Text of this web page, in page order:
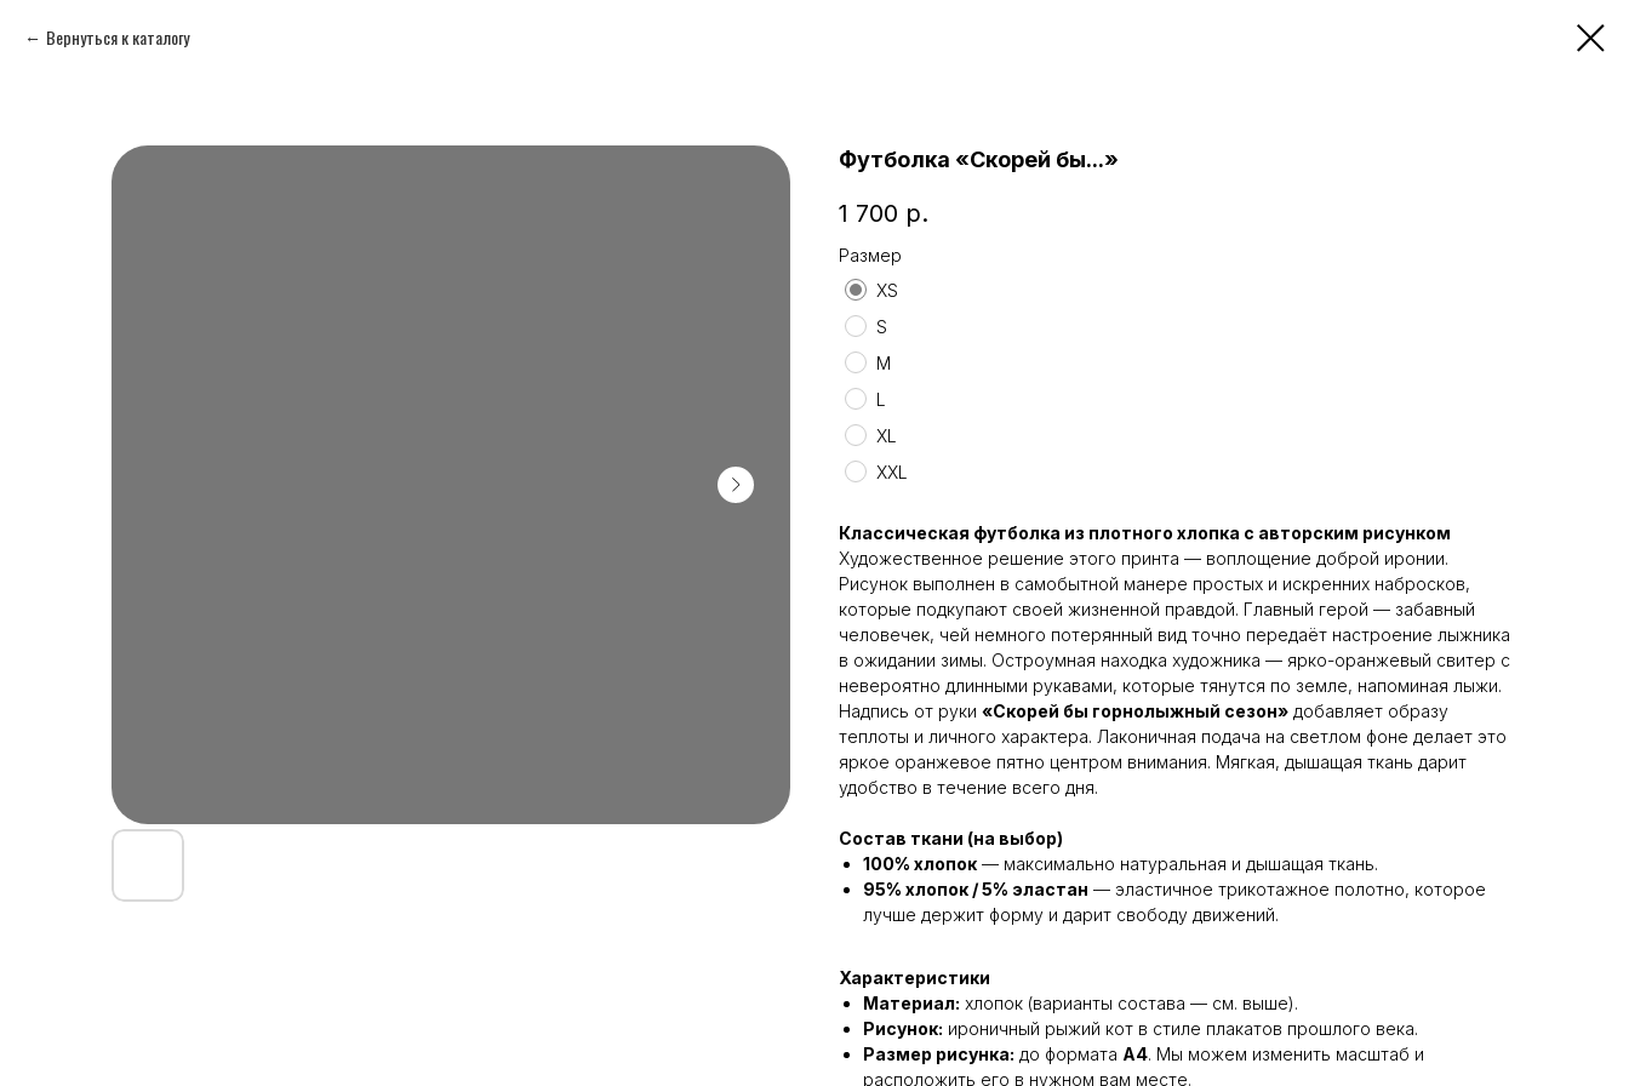
Вернуться к каталогу
Футболка «Скорей бы...»
1 700 р.
Размер
XS
S
M
L
XL
XXL
Классическая футболка из плотного хлопка с авторским рисунком
Художественное решение этого принта — воплощение доброй иронии.
Рисунок выполнен в самобытной манере простых и искренних набросков,
которые подкупают своей жизненной правдой. Главный герой — забавный
человечек, чей немного потерянный вид точно передаёт настроение лыжника
в ожидании зимы. Остроумная находка художника — ярко-оранжевый свитер с
невероятно длинными рукавами, которые тянутся по земле, напоминая лыжи.
Надпись от руки «Скорей бы горнолыжный сезон» добавляет образу
теплоты и личного характера. Лаконичная подача на светлом фоне делает это
яркое оранжевое пятно центром внимания. Мягкая, дышащая ткань дарит
удобство в течение всего дня.
Состав ткани (на выбор)
100% хлопок — максимально натуральная и дышащая ткань.
95% хлопок / 5% эластан — эластичное трикотажное полотно, которое
лучше держит форму и дарит свободу движений.
Характеристики
Материал: хлопок (варианты состава — см. выше).
Рисунок: ироничный рыжий кот в стиле плакатов прошлого века.
Размер рисунка: до формата A4. Мы можем изменить масштаб и
расположить его в нужном вам месте.